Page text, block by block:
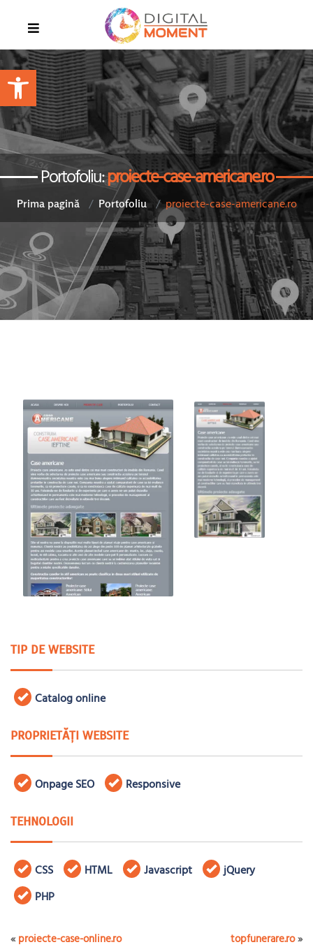
Portofoliu:proiecte-case-americane.ro
Prima pagină Portofoliu proiecte-case-americane.ro
TIP DE WEBSITE
Catalog online
PROPRIETĂȚI WEBSITE
Onpage SEO Responsive
TEHNOLOGII
CSS HTML Javascript
jQuery
PHP
«proiecte-case-online.ro topfunerare.ro»
Open toolbar